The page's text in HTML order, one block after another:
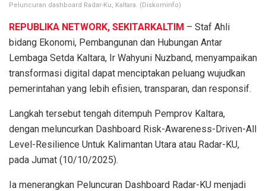
Peluncuran dashboard Radar-Ku, Kaltara. (Diskominfo)
REPUBLIKA NETWORK, SEKITARKALTIM – Staf Ahli
bidang Ekonomi, Pembangunan dan Hubungan Antar
Lembaga Setda Kaltara, Ir Wahyuni Nuzband, menyampaikan
transformasi digital dapat menciptakan peluang wujudkan
pemerintahan yang lebih efisien, transparan, dan responsif.
Langkah tersebut tengah ditempuh Pemprov Kaltara,
dengan meluncurkan Dashboard Risk-Awareness-Driven-All
Level-Resilience Untuk Kalimantan Utara atau Radar-KU,
pada Jumat (10/10/2025).
Ia menerangkan Peluncuran Dashboard Radar-KU menjadi